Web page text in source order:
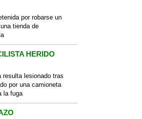
por robarse un
tienda de
HERIDO
resulta lesionado tras
por una camioneta
la fuga